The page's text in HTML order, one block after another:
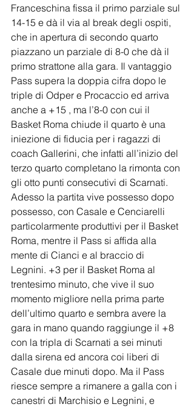
Franceschina fissa il primo parziale sul
14-15 e dà il via al break degli ospiti,
che in apertura di secondo quarto
piazzano un parziale di 8-0 che dà il
primo strattone alla gara. Il vantaggio
Pass supera la doppia cifra dopo le
triple di Odper e Procaccio ed arriva
anche a +15 , ma l’8-0 con cui il
Basket Roma chiude il quarto è una
iniezione di fiducia per i ragazzi di
coach Gallerini, che infatti all’inizio del
terzo quarto completano la rimonta con
gli otto punti consecutivi di Scarnati.
Adesso la partita vive possesso dopo
possesso, con Casale e Cenciarelli
particolarmente produttivi per il Basket
Roma, mentre il Pass si affida alla
mente di Cianci e al braccio di
Legnini. +3 per il Basket Roma al
trentesimo minuto, che vive il suo
momento migliore nella prima parte
dell’ultimo quarto e sembra avere la
gara in mano quando raggiunge il +8
con la tripla di Scarnati a sei minuti
dalla sirena ed ancora coi liberi di
Casale due minuti dopo. Ma il Pass
riesce sempre a rimanere a galla con i
canestri di Marchisio e Legnini, e